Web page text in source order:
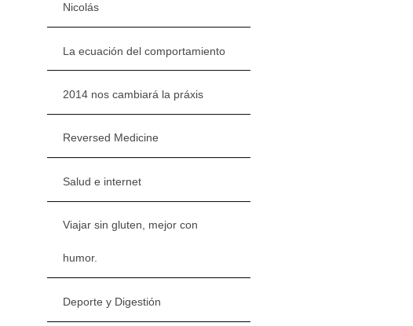
Nicolás
La ecuación del comportamiento
2014 nos cambiará la práxis
Reversed Medicine
Salud e internet
Viajar sin gluten, mejor con
humor.
Deporte y Digestión